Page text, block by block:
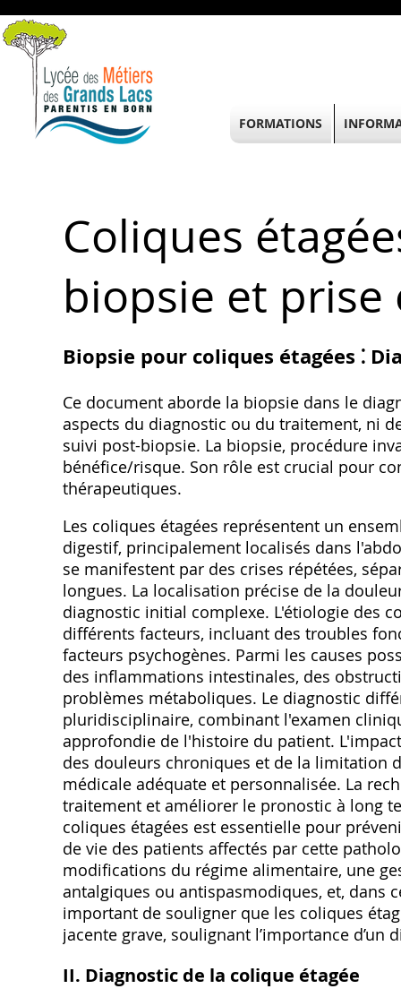
Coliques
biopsie et prise
Biopsie pour coliques étagées ⁚
Ce document aborde la biopsie dans le
aspects du diagnostic ou du traitement‚ ni
suivi post-biopsie. La biopsie‚ procédure
bénéfice/risque. Son rôle est crucial pour
thérapeutiques.
Les coliques étagées représentent un
digestif‚ principalement localisés dans
se manifestent par des crises répétées‚
longues. La localisation précise de la
diagnostic initial complexe. L'étiologie des
différents facteurs‚ incluant des troubles
facteurs psychogènes. Parmi les causes
des inflammations intestinales‚ des
problèmes métaboliques. Le diagnostic
pluridisciplinaire‚ combinant l'examen
approfondie de l'histoire du patient.
des douleurs chroniques et de la limitation
médicale adéquate et personnalisée. La
traitement et améliorer le pronostic à long
coliques étagées est essentielle pour
de vie des patients affectés par cette
modifications du régime alimentaire‚ une
antalgiques ou antispasmodiques‚ et‚ dans
important de souligner que les coliques
jacente grave‚ soulignant l’importance d’un
II. Diagnostic de la colique étagée
FORMATIONS